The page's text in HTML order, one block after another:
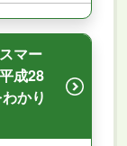
マー
成28
かり